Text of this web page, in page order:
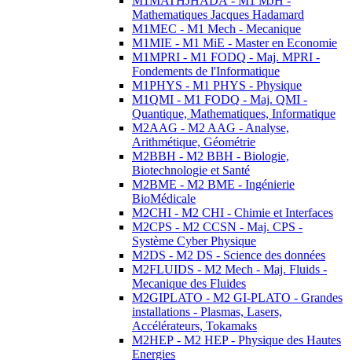
Mathematiques Jacques Hadamard
M1MEC - M1 Mech - Mecanique
M1MIE - M1 MiE - Master en Economie
M1MPRI - M1 FODQ - Maj. MPRI -
Fondements de l'Informatique
M1PHYS - M1 PHYS - Physique
M1QMI - M1 FODQ - Maj. QMI -
Quantique, Mathematiques, Informatique
M2AAG - M2 AAG - Analyse,
Arithmétique, Géométrie
M2BBH - M2 BBH - Biologie,
Biotechnologie et Santé
M2BME - M2 BME - Ingénierie
BioMédicale
M2CHI - M2 CHI - Chimie et Interfaces
M2CPS - M2 CCSN - Maj. CPS -
Système Cyber Physique
M2DS - M2 DS - Science des données
M2FLUIDS - M2 Mech - Maj. Fluids -
Mecanique des Fluides
M2GIPLATO - M2 GI-PLATO - Grandes
installations - Plasmas, Lasers,
Accélérateurs, Tokamaks
M2HEP - M2 HEP - Physique des Hautes
Energies